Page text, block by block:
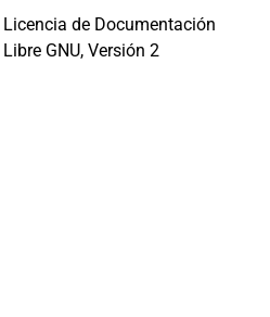
Licencia de Documentación
Libre GNU, Versión 2